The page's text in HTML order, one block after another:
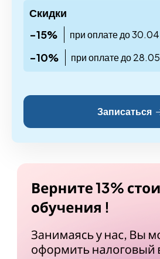
Скидки
-15%
при оплате до 30.04
-10% при оплате до 28.05
Записаться